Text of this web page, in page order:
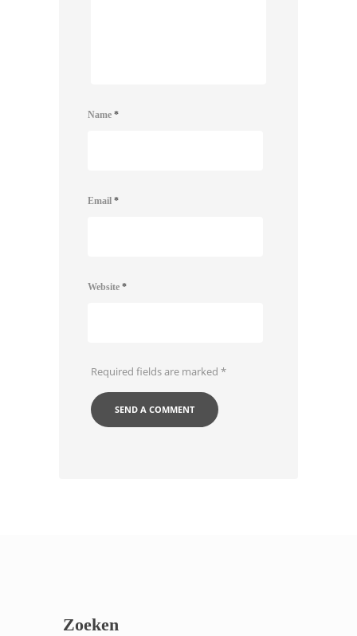
Name *
Email *
Website *
Required fields are marked *
Zoeken